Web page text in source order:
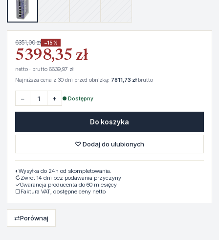
6351,00 zł −15%
5398,35 zł
netto · brutto 6639,97 zł
Najniższa cena z 30 dni przed obniżką: 7811,73 złbrutto
− + ● Dostępny
Do koszyka
♡ Dodaj do ulubionych
◐ Wysyłka do 24h od skompletowania.
↻Zwrot 14 dni bez podawania przyczyny
✓Gwarancja producenta do 60 miesięcy
▢Faktura VAT, dostępne ceny netto
⇄Porównaj